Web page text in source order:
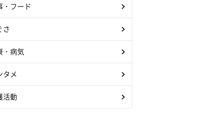
・フード
さ
・病気
タメ
活動